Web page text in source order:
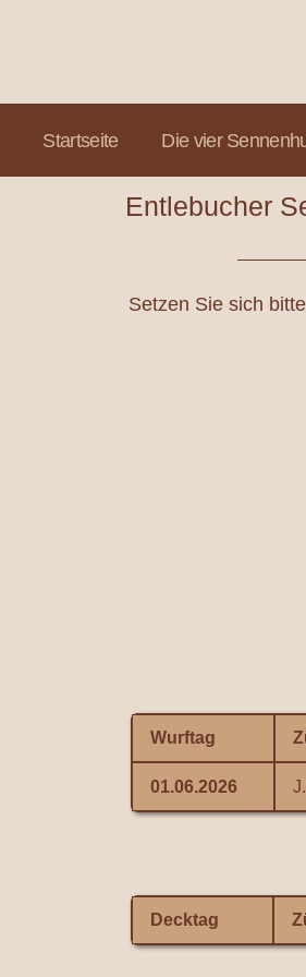
Startseite Die vier
Entlebucher
Setzen Sie sich
Wurftag
01.06.2026
Decktag